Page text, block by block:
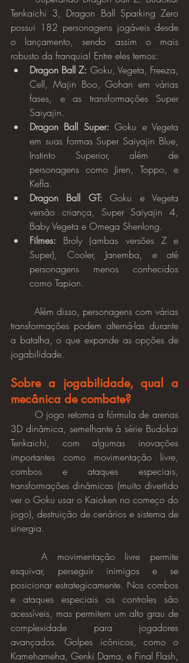
Tenkaichi 3, Dragon Ball Sparking Zero
possui 182 personagens jogáveis desde
o lançamento, sendo assim o mais
robusto da franquia! Entre eles temos:
Dragon Ball Z: Goku, Vegeta, Freeza,
Cell, Majin Boo, Gohan em várias
fases, e as transformações Super
Saiyajin.
Dragon Ball Super: Goku e Vegeta
em suas formas Super Saiyajin Blue,
Instinto Superior, além de
personagens como Jiren, Toppo, e
Kefla.
Dragon Ball GT: Goku e Vegeta
versão criança, Super Saiyajin 4,
Baby Vegeta e Omega Shenlong.
Filmes: Broly (ambas versões Z e
Super), Cooler, Janemba, e até
personagens menos conhecidos
como Tapion.
transformações podem alterná-las durante
a batalha, o que expande as opções de
jogabilidade.
Sobre a jogabilidade, qual a
mecânica de combate?
3D dinâmica, semelhante à série Budokai
Tenkaichi, com algumas inovações
importantes como movimentação livre,
combos e ataques especiais,
transformações dinâmicas (muito divertido
ver o Goku usar o Kaioken no começo do
jogo), destruição de cenários e sistema de
sinergia.
esquivar, perseguir inimigos e se
posicionar estrategicamente. Nos combos
e ataques especiais os controles são
acessíveis, mas permitem um alto grau de
complexidade para jogadores
avançados. Golpes icônicos, como o
Kamehameha, Genki Dama, e Final Flash,